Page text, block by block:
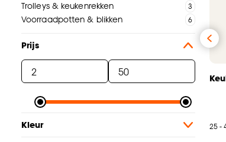
Trolleys & keukenrekken
Voorraadpotten & blikken
Prijs
Kleur 25 -